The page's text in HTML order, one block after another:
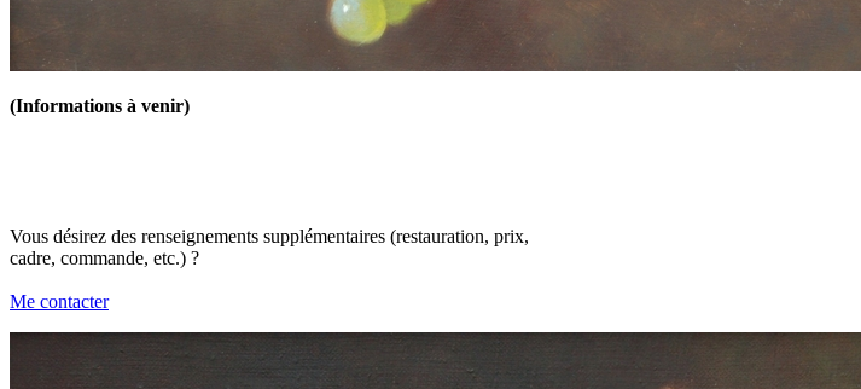
(Informations à venir)
Vous désirez des renseignements supplémentaires (restauration, prix,
cadre, commande, etc.) ?
Me contacter